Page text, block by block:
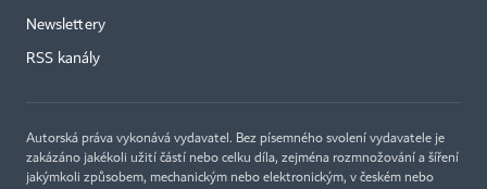
Newslettery
RSS kanály
Autorská práva vykonává vydavatel. Bez písemného svolení vydavatele je
zakázáno jakékoli užití částí nebo celku díla, zejména rozmnožování a šíření
jakýmkoli způsobem, mechanickým nebo elektronickým, v českém nebo